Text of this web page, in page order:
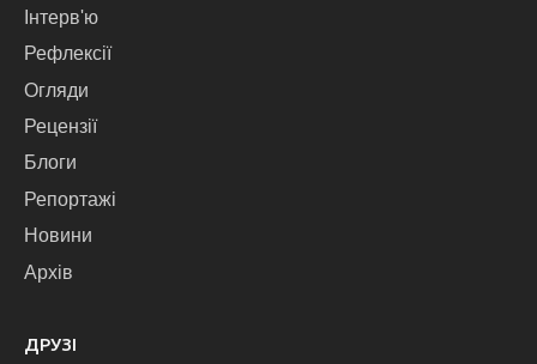
Інтерв'ю
Рефлексії
Огляди
Рецензії
Блоги
Репортажі
Новини
Архів
ДРУЗІ